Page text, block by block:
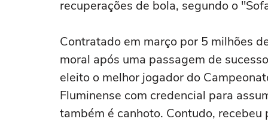
recuperações de bola, segundo o
Contratado em março por 5 milhões
moral após uma passagem de
eleito o melhor jogador do
Fluminense com credencial para
também é canhoto. Contudo,